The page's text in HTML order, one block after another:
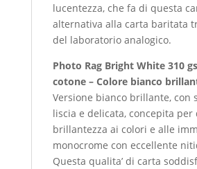
lucentezza, che fa di questa
alternativa alla carta baritata
del laboratorio analogico.
Photo Rag Bright White 310
cotone – Colore bianco
Versione bianco brillante, con
liscia e delicata, concepita per
brillantezza ai colori e alle
monocrome con eccellente
Questa qualita’ di carta